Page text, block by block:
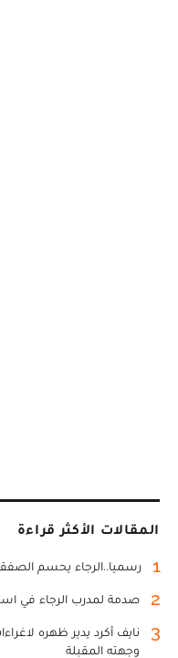
المقالات الأكثر قراءة
1 رسميا..الرجاء يحسم
2 صدمة لمدرب الرجاء في
3
نايف أكرد يدير ظهره
وجهته المقبلة